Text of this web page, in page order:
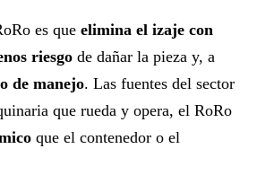
es que elimina el izaje con
riesgo de dañar la pieza y, a
de manejo. Las fuentes del sector
que rueda y opera, el RoRo
que el contenedor o el